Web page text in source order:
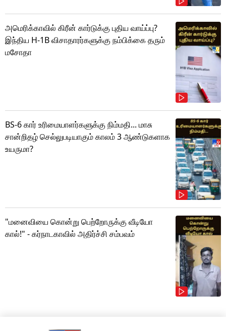
அமெரிக்காவில் கிரீன் கார்டுக்கு புதிய வாய்ப்பு?
இந்திய H-1B விசாதாரர்களுக்கு நம்பிக்கை தரும்
மசோதா
BS-6 கார் உரிமையாளர்களுக்கு நிம்மதி... மாசு
சான்றிதழ் செல்லுபடியாகும் காலம் 3 ஆண்டுகளாக
உயருமா?
"மனைவியை கொன்று பெற்றோருக்கு வீடியோ
கால்!" - கர்நாடகாவில் அதிர்ச்சி சம்பவம்